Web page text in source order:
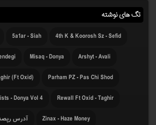
تگ های نوشته
4th K & Koorosh Sz - Sefid
5a1ar - Siah
Arshyt - Avali
Misaq - Donya
Parham PZ - Pas Chi Shod
(Ft Oxid)
Rewall Ft Oxid - Taghir
- Donya Vol 4
Zinax - Haze Money
آدرس